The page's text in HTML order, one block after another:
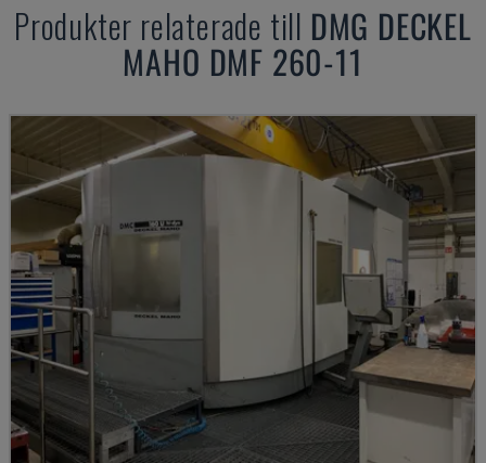
Produkter relaterade till DMG DECKEL
MAHO DMF 260-11